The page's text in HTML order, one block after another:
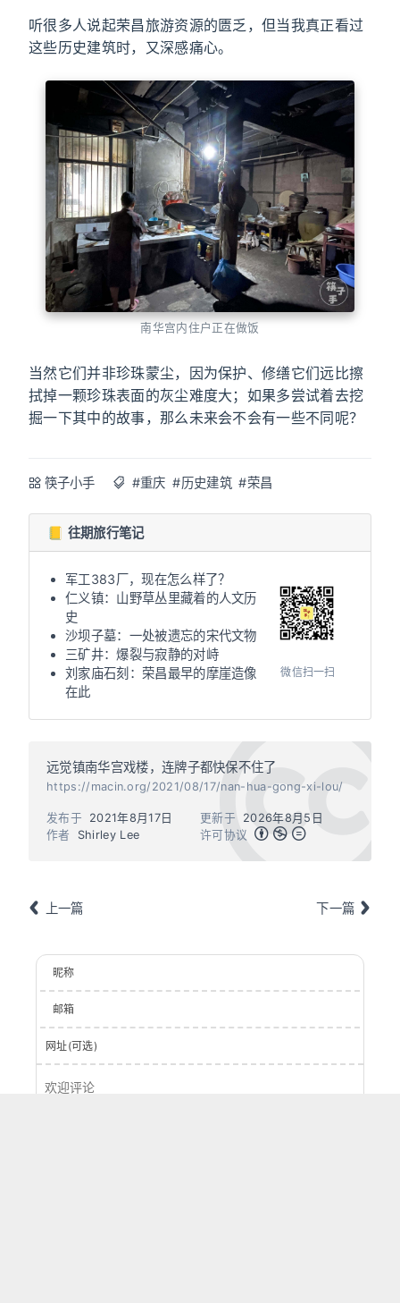
听很多人说起荣昌旅游资源的匮乏，但当我真正看过
这些历史建筑时，又深感痛心。
南华宫内住户正在做饭
当然它们并非珍珠蒙尘，因为保护、修缮它们远比擦
拭掉一颗珍珠表面的灰尘难度大；如果多尝试着去挖
掘一下其中的故事，那么未来会不会有一些不同呢？
筷子小手 #重庆 #历史建筑 #荣昌
📒 往期旅行笔记
军工383厂，现在怎么样了？
仁义镇：山野草丛里藏着的人文历
史
沙坝子墓：一处被遗忘的宋代文物
三矿井：爆裂与寂静的对峙
刘家庙石刻：荣昌最早的摩崖造像
在此
微信扫一扫
远觉镇南华宫戏楼，连牌子都快保不住了
https://macin.org/2021/08/17/nan-hua-gong-xi-lou/
作者 Shirley Lee
发布于 2021年8月17日 更新于
2026年8月5日
许可协议
上一篇 下一篇
昵称
邮箱
网址(可选)